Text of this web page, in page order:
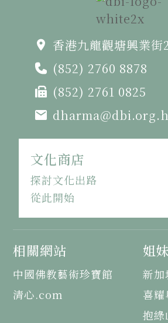
香港九龍觀塘興業街
(852) 2760 8878
(852) 2761 0825
文化商店
探討文化出路
從此開始
相關網站
中國佛教藝術珍寶館
清心.com
姐
新加
喜
抱綠